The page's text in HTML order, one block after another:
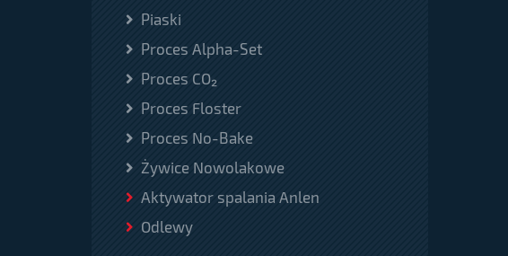
Piaski
Proces Alpha-Set
Proces CO₂
Proces Floster
Proces No-Bake
Żywice Nowolakowe
Aktywator spalania Anlen
Odlewy